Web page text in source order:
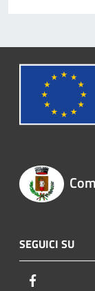
SEGUICI SU